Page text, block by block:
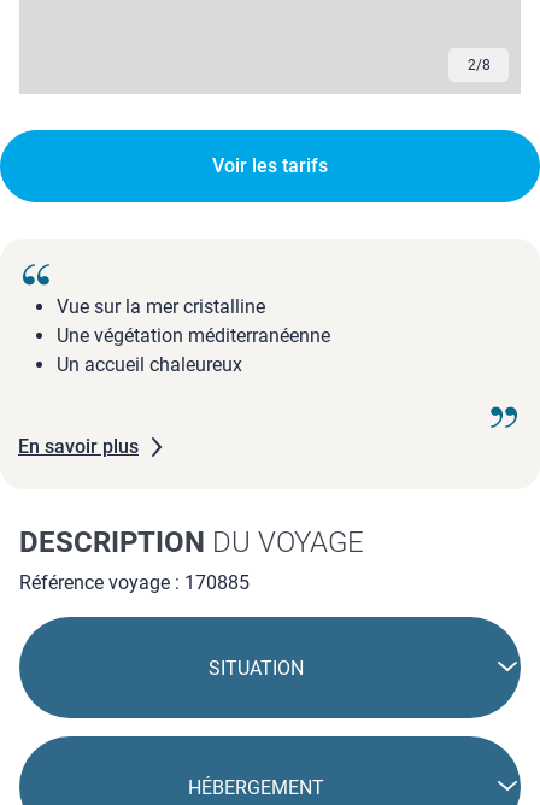
2/8
Voir les tarifs
Vue sur la mer cristalline
Une végétation méditerranéenne
Un accueil chaleureux
En savoir plus
DESCRIPTION DU VOYAGE
Référence voyage : 170885
SITUATION
HÉBERGEMENT